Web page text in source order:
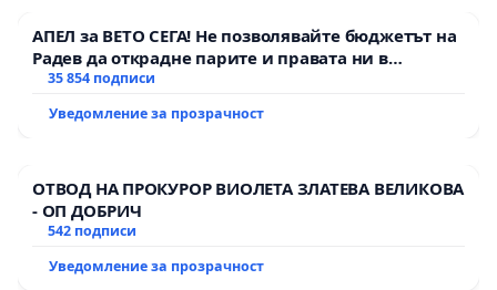
АПЕЛ за ВЕТО СЕГА! Не позволявайте бюджетът на
Радев да открадне парите и правата ни в
тъмното
35 854 подписи
Уведомление за прозрачност
ОТВОД НА ПРОКУРОР ВИОЛЕТА ЗЛАТЕВА ВЕЛИКОВА
- ОП ДОБРИЧ
542 подписи
Уведомление за прозрачност